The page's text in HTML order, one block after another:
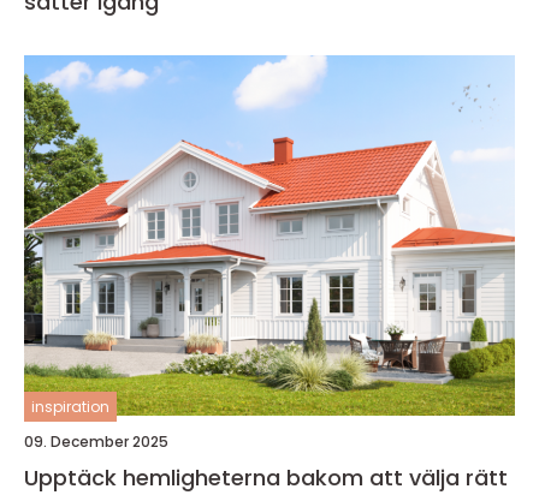
inspiration
09. December 2025
Upptäck hemligheterna bakom att välja rätt